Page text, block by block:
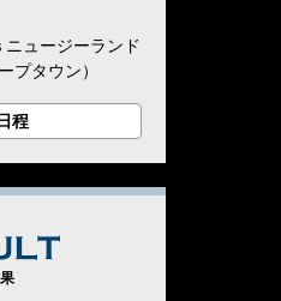
ニュージーランド
プタウン）
程